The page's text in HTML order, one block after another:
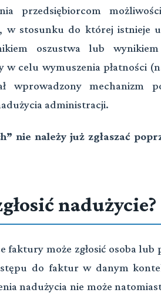
przedsiębiorcom
w stosunku do której istnieje
oszustwa lub wynikiem
celu wymuszenia płatności
wprowadzony mechanizm
administracji.
nie należy już zgłaszać
nadużycie?
faktury może zgłosić osoba
do faktur w danym
nadużycia nie może